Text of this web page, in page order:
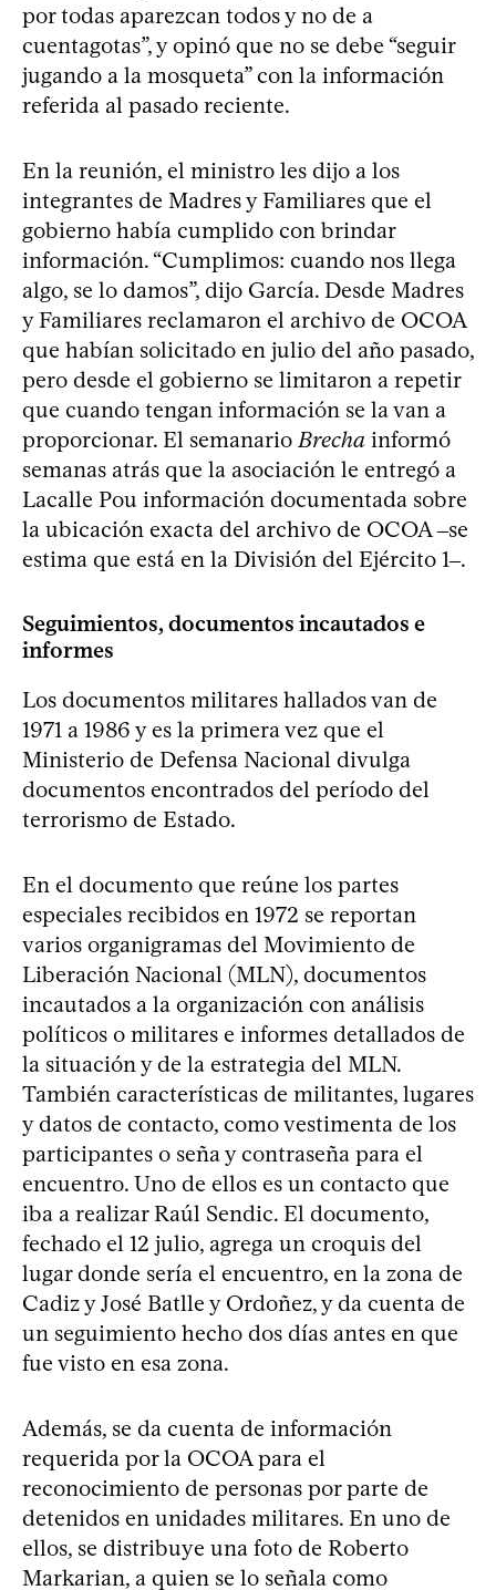
por todas aparezcan todos y no de a
cuentagotas”, y opinó que no se debe “seguir
jugando a la mosqueta” con la información
referida al pasado reciente.
En la reunión, el ministro les dijo a los
integrantes de Madres y Familiares que el
gobierno había cumplido con brindar
información. “Cumplimos: cuando nos llega
algo, se lo damos”, dijo García. Desde Madres
y Familiares reclamaron el archivo de OCOA
que habían solicitado en julio del año pasado,
pero desde el gobierno se limitaron a repetir
que cuando tengan información se la van a
proporcionar. El semanario Brecha informó
semanas atrás que la asociación le entregó a
Lacalle Pou información documentada sobre
la ubicación exacta del archivo de OCOA ‒se
estima que está en la División del Ejército 1‒.
Seguimientos, documentos incautados e
informes
Los documentos militares hallados van de
1971 a 1986 y es la primera vez que el
Ministerio de Defensa Nacional divulga
documentos encontrados del período del
terrorismo de Estado.
En el documento que reúne los partes
especiales recibidos en 1972 se reportan
varios organigramas del Movimiento de
Liberación Nacional (MLN), documentos
incautados a la organización con análisis
políticos o militares e informes detallados de
la situación y de la estrategia del MLN.
También características de militantes, lugares
y datos de contacto, como vestimenta de los
participantes o seña y contraseña para el
encuentro. Uno de ellos es un contacto que
iba a realizar Raúl Sendic. El documento,
fechado el 12 julio, agrega un croquis del
lugar donde sería el encuentro, en la zona de
Cadiz y José Batlle y Ordoñez, y da cuenta de
un seguimiento hecho dos días antes en que
fue visto en esa zona.
Además, se da cuenta de información
requerida por la OCOA para el
reconocimiento de personas por parte de
detenidos en unidades militares. En uno de
ellos, se distribuye una foto de Roberto
Markarian, a quien se lo señala como